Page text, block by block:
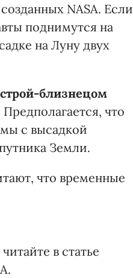
NASA. Если
поднимутся на
на Луну двух
близнецом
что
с высадкой
Земли.
что временные
в статье